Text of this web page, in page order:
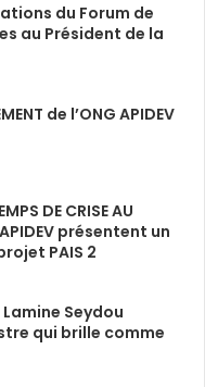
du Forum de
au Président de la
de l’ONG APIDEV
DE CRISE AU
APIDEV présentent un
PAIS 2
Seydou
qui brille comme